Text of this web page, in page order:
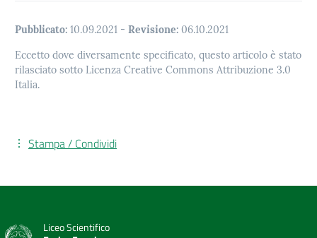
Pubblicato: 10.09.2021 - Revisione: 06.10.2021
Eccetto dove diversamente specificato, questo articolo è stato
rilasciato sotto Licenza Creative Commons Attribuzione 3.0
Italia.
Stampa / Condividi
Liceo Scientifico